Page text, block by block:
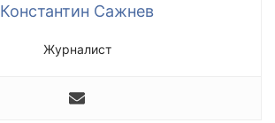
Константин Сажнев
Журналист